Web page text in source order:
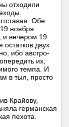
отходили
Обе
ноября.
и вечером 19
двух
ибо австро-
их,
темпа. И
в тыл, просто
Крайову,
германская
пехота.